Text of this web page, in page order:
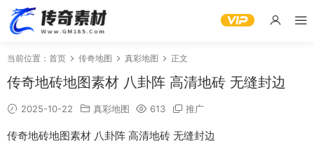
当前位置： 首页 传奇地图 真彩地图 正文
传奇地砖地图素材 八卦阵 高清地砖 无缝封边
2025-10-22 真彩地图 613 推广
传奇地砖地图素材 八卦阵 高清地砖 无缝封边